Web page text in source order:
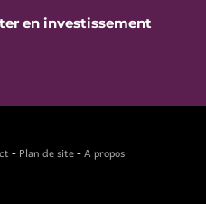
en investissement
-Plan de site-A propos